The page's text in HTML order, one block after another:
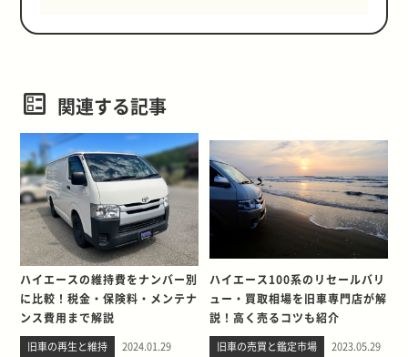
関連する記事
ハイエースの維持費をナンバー別
に比較！税金・保険料・メンテナ
ンス費用まで解説
旧車の再生と維持 2024.01.29
ハイエース100系のリセールバリ
ュー・買取相場を旧車専門店が解
説！高く売るコツも紹介
旧車の売買と鑑定市場 2023.05.29